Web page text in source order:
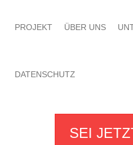
PROJEKT ÜBER UNS
DATENSCHUTZ
SEI